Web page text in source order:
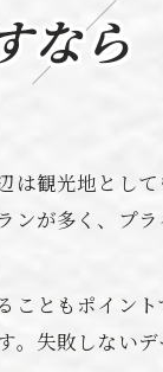
なら
は観光地とし
が多く、プ
こともポイン
。失敗しない